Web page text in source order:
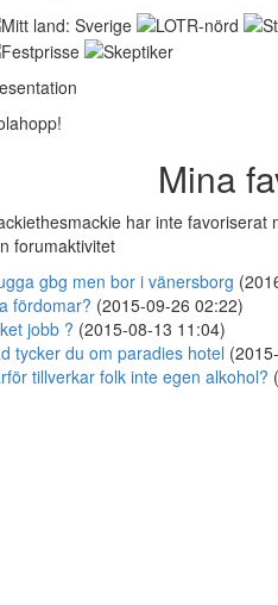
Mina
har inte favoriserat
forumaktivitet
gbg men bor i vänersborg
fördomar? (2015-09-26 02:22)
jobb ? (2015-08-13 11:04)
tycker du om paradies hotel
tillverkar folk inte egen alkohol?